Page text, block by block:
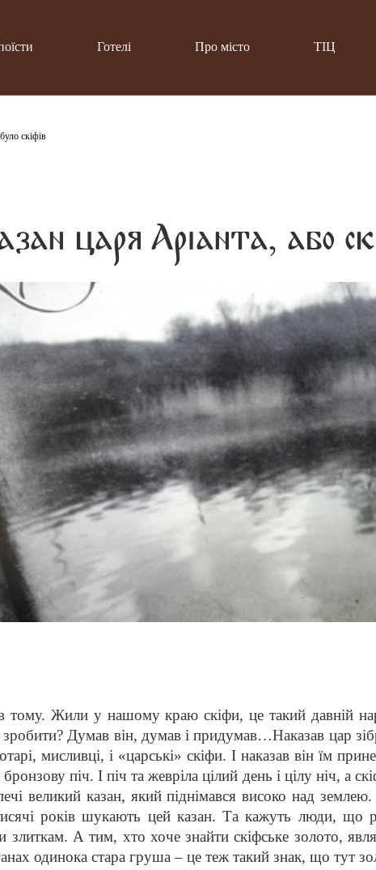
Готелі Про місто ТІЦ
скіфів
царя Аріанта, або
Жили у нашому краю скіфи, це такий давній
Думав він, думав і придумав…Наказав цар
мисливці, і «царські» скіфи. І наказав він їм
піч. І піч та жевріла цілий день і цілу ніч, а
великий казан, який піднімався високо над
років шукають цей казан. Та кажуть люди, що
злиткам. А тим, хто хоче знайти скіфське золото,
одинока стара груша – це теж такий знак, що тут